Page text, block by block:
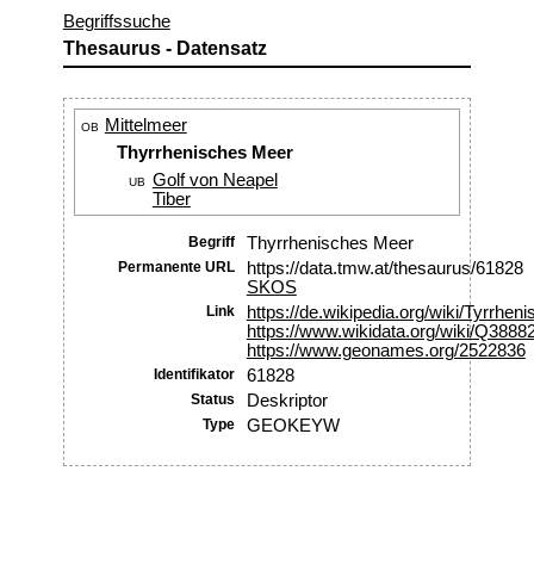
Begriffssuche
Thesaurus - Datensatz
OB
Mittelmeer
Thyrrhenisches Meer
UB
Golf von Neapel
Tiber
Begriff Thyrrhenisches Meer
Permanente URL
https://data.tmw.at/thesaurus/61828
SKOS
Link
https://de.wikipedia.org/wiki/
https://www.wikidata.org/wiki/
https://www.geonames.org/2522836
Identifikator 61828
Status Deskriptor
Type GEOKEYW